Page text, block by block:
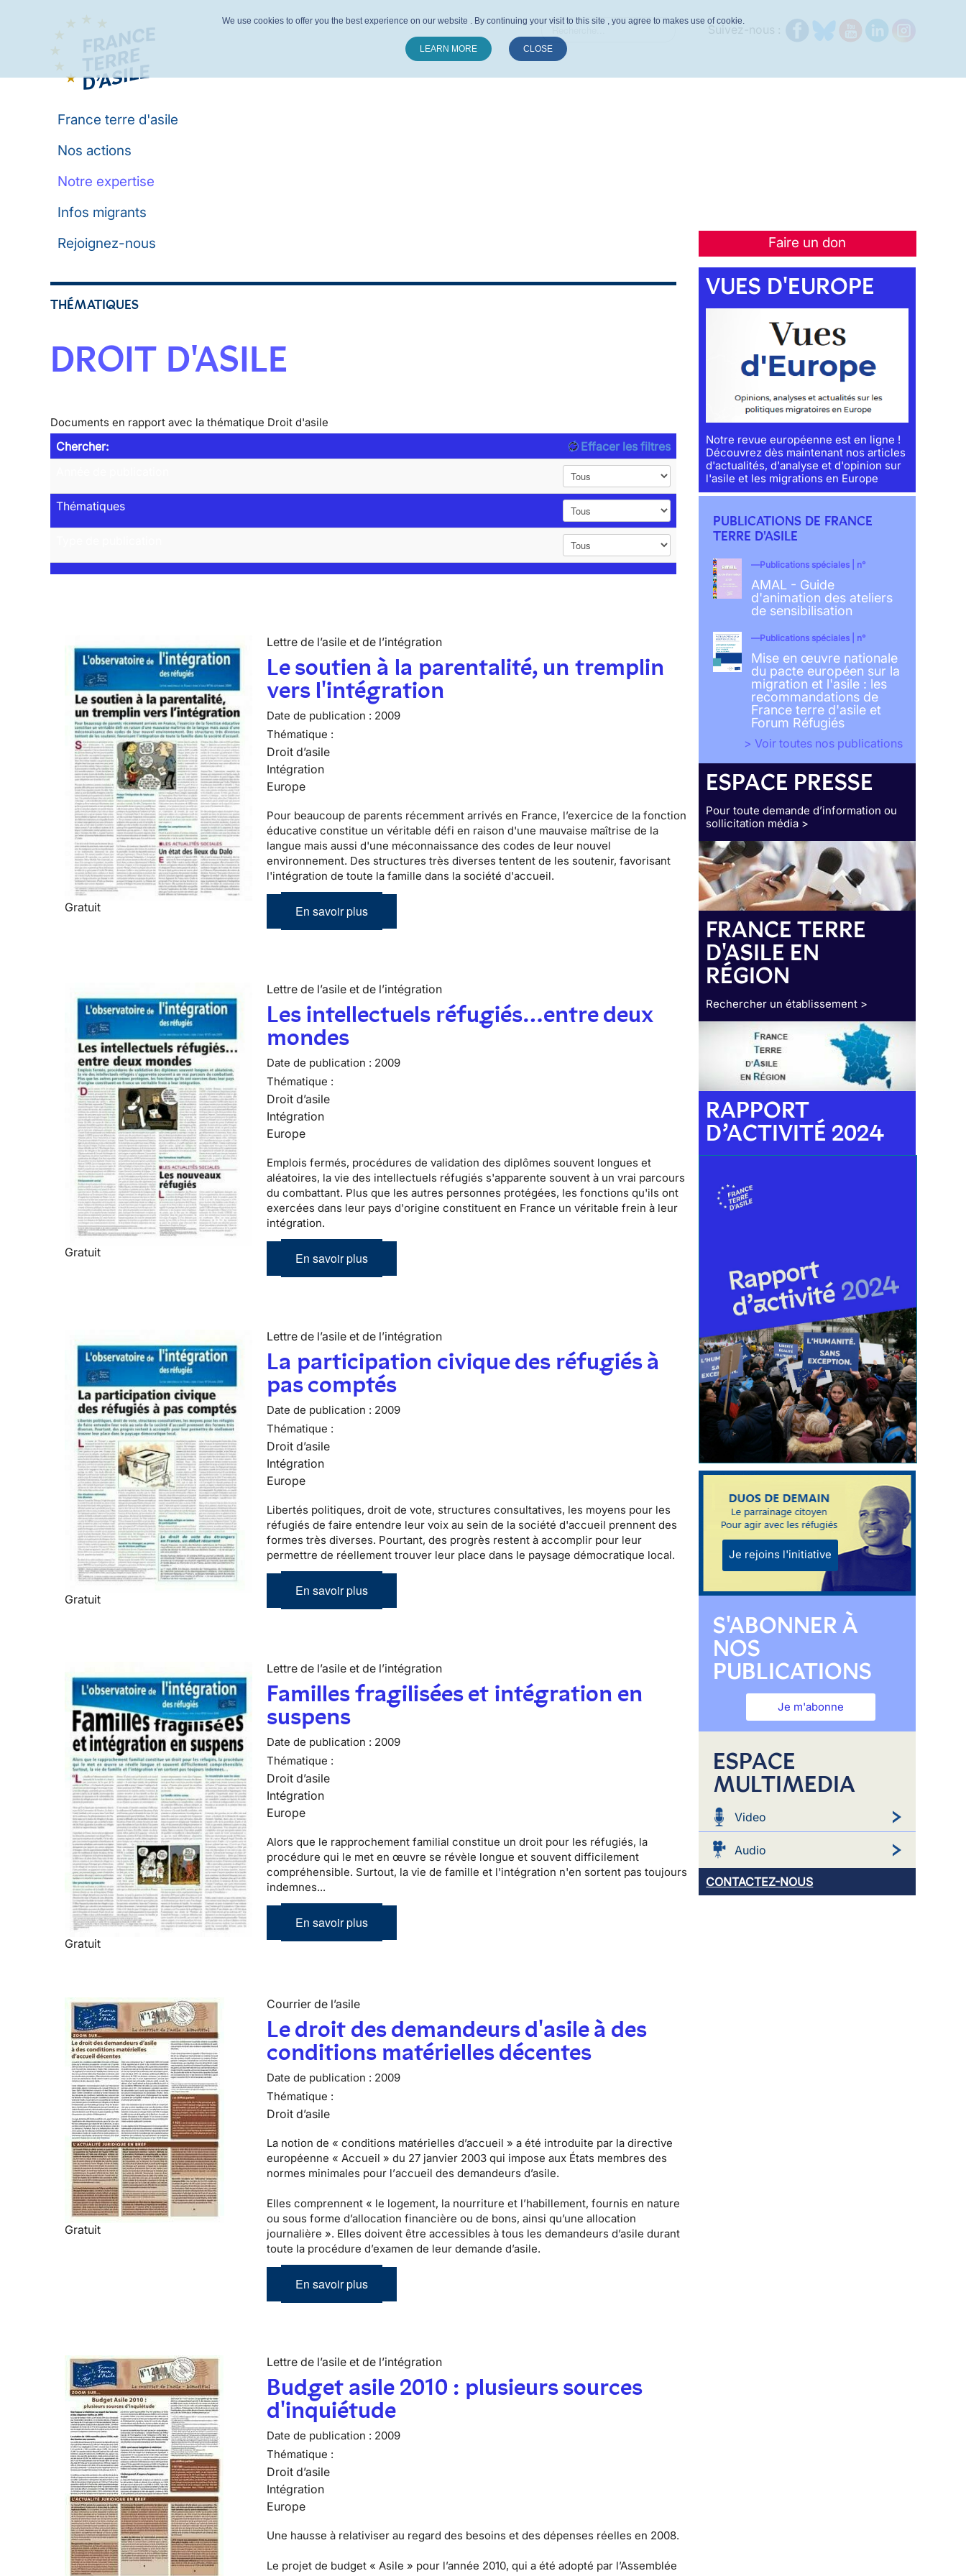
France terre d'asile
Nos actions
Notre expertise
Infos migrants
Faire un don
Rejoignez-nous
THÉMATIQUES
DROIT D'ASILE
Documents en rapport avec la thématique Droit d'asile
Chercher:
Effacer les filtres
Thématiques
Gratuit
Lettre de l’asile et de l’intégration
Le soutien à la parentalité, un tremplin
vers l'intégration
Date de publication : 2009
Thématique :
Droit d’asile
Intégration
Europe
Pour beaucoup de parents récemment arrivés en France, l’exercice de la fonction
éducative constitue un véritable défi en raison d'une mauvaise maîtrise de la
langue mais aussi d'une méconnaissance des codes de leur nouvel
environnement. Des structures très diverses tentent de les soutenir,favorisant
l'intégration de toute la famille dans la société d'accueil.
En savoir plus
Gratuit
Lettre de l’asile et de l’intégration
Les intellectuels réfugiés…entre deux
mondes
Date de publication : 2009
Thématique :
Droit d’asile
Intégration
Europe
Emplois fermés, procédures de validation des diplômes souvent longues et
aléatoires, la vie des intellectuels réfugiés s'apparente souvent à un vrai parcours
du combattant. Plus que les autres personnes protégées, les fonctions qu'ils ont
exercées dans leur pays d'origine constituent en France un véritable frein à leur
intégration.
En savoir plus
Gratuit
Lettre de l’asile et de l’intégration
La participation civique des réfugiés à
pas comptés
Date de publication : 2009
Thématique :
Droit d’asile
Intégration
Europe
Libertés politiques, droit de vote, structures consultatives, les moyens pour les
réfugiés de faire entendre leur voix au sein de la société d'accueil prennent des
formes très diverses. Pourtant, des progrès restent à accomplir pour leur
permettre de réellement trouver leur place dans le paysage démocratique local.
En savoir plus
Gratuit
Lettre de l’asile et de l’intégration
Familles fragilisées et intégration en
suspens
Date de publication : 2009
Thématique :
Droit d’asile
Intégration
Europe
Alors que le rapprochement familial constitue un droit pour les réfugiés, la
procédure qui le met en œuvre se révèle longue et souvent difficilement
compréhensible. Surtout, la vie de famille et l'intégration n'en sortent pas toujours
indemnes...
En savoir plus
Gratuit
Courrier de l’asile
Le droit des demandeurs d'asile à des
conditions matérielles décentes
Date de publication : 2009
Thématique :
Droit d’asile
La notion de «conditions matérielles d’accueil » a été introduite par la directive
européenne « Accueil » du 27 janvier 2003 qui impose aux États membres des
normes minimales pour l’accueil des demandeurs d’asile.
Elles comprennent « le logement, la nourriture et l’habillement, fournis en nature
ou sous forme d’allocation financière ou de bons, ainsi qu’une allocation
journalière ». Elles doivent êtreaccessibles à tous les demandeurs d’asile durant
toute la procédure d’examen de leur demande d’asile.
En savoir plus
Lettre de l’asile et de l’intégration
Budget asile 2010 : plusieurs sources
d'inquiétude
Date de publication : 2009
Thématique :
Droit d’asile
Intégration
Europe
Une hausse à relativiser au regard des besoins et des dépenses réelles en 2008.
Le projet de budget « Asile » pour l’année 2010, qui a été adopté par l’Assemblée
VUES D'EUROPE
Notre revue européenne est en ligne !
Découvrez dès maintenant nos articles
d'actualités, d'analyse et d'opinion sur
l'asile et les migrations en Europe
PUBLICATIONS DE FRANCE
TERRE D'ASILE
Publications spéciales | n°
AMAL - Guide
d'animation des ateliers
de sensibilisation
Publications spéciales | n°
Mise en œuvre nationale
du pacte européen sur la
migration et l'asile : les
recommandations de
France terre d'asile et
Forum Réfugiés
> Voir toutes nos publications
ESPACE PRESSE
Pour toute demande d’information ou
sollicitation média >
FRANCE TERRE
D'ASILE EN
RÉGION
Rechercher un établissement >
RAPPORT
D’ACTIVITÉ 2024
Je rejoins l'initiative
S'ABONNER À
NOS
PUBLICATIONS
Je m'abonne
ESPACE
MULTIMEDIA
Video
Audio
CONTACTEZ-NOUS
We use cookies to offer you the best experience on our website . By continuing your visit to this site , you agree to makes use of cookie.
LEARN MORE CLOSE